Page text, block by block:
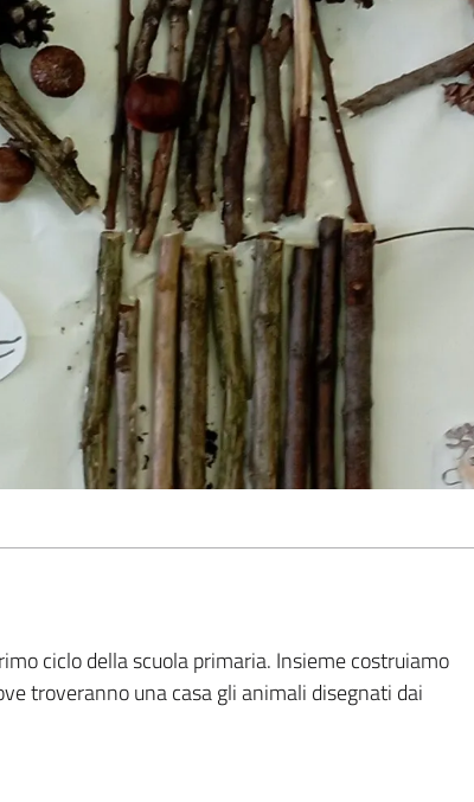
ciclo della scuola primaria. Insieme costruiamo
troveranno una casa gli animali disegnati dai